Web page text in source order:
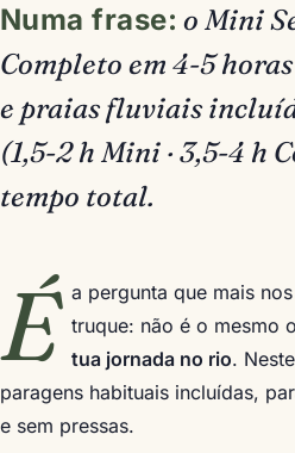
Numa frase: o Mini
Completo em 4-5
e praias fluviais
(1,5-2 h Mini · 3,5-4 h
tempo total.
É a pergunta que mais
truque: não é o mesmo
tua jornada no rio.
paragens habituais incluídas,
e sem pressas.